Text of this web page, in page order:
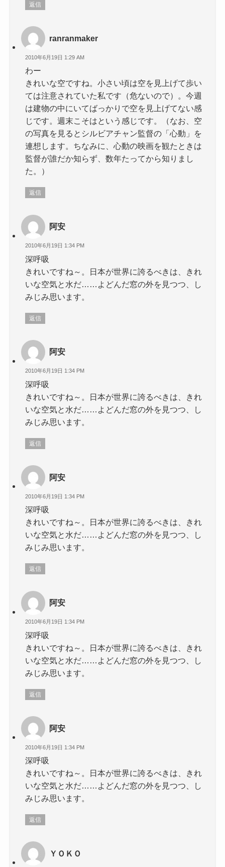
返信
ranranmaker
2010年6月19日 1:29 AM
わー
きれいな空ですね。小さい頃は空を見上げて歩い
ては注意されていた私です（危ないので）。今週
は建物の中にいてばっかりで空を見上げてない感
じです。週末こそはという感じです。（なお、空
の写真を見るとシルビアチャン監督の「心動」を
連想します。ちなみに、心動の映画を観たときは
監督が誰だか知らず、数年たってから知りまし
た。）
返信
阿安
2010年6月19日 1:34 PM
深呼吸
きれいですね～。日本が世界に誇るべきは、きれ
いな空気と水だ……よどんだ窓の外を見つつ、し
みじみ思います。
返信
阿安
2010年6月19日 1:34 PM
深呼吸
きれいですね～。日本が世界に誇るべきは、きれ
いな空気と水だ……よどんだ窓の外を見つつ、し
みじみ思います。
返信
阿安
2010年6月19日 1:34 PM
深呼吸
きれいですね～。日本が世界に誇るべきは、きれ
いな空気と水だ……よどんだ窓の外を見つつ、し
みじみ思います。
返信
阿安
2010年6月19日 1:34 PM
深呼吸
きれいですね～。日本が世界に誇るべきは、きれ
いな空気と水だ……よどんだ窓の外を見つつ、し
みじみ思います。
返信
阿安
2010年6月19日 1:34 PM
深呼吸
きれいですね～。日本が世界に誇るべきは、きれ
いな空気と水だ……よどんだ窓の外を見つつ、し
みじみ思います。
返信
ＹＯＫＯ